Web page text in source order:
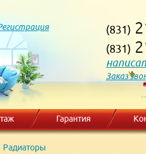
(831)
(831)
Заказ
Гарантия
Радиаторы